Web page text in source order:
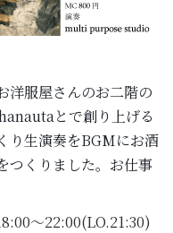
洋服屋さんのお二階の
とで創り上げる
り生演奏をBGMにお酒
つくりました。お仕事
～22:00(LO.21:30)